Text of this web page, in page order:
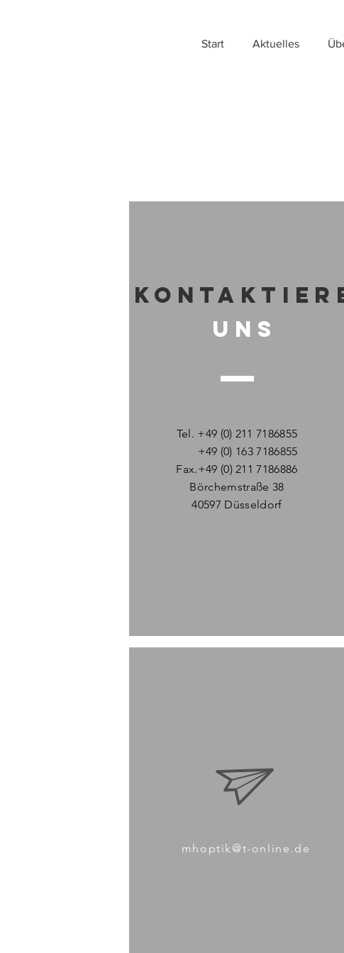
Start Aktuelles
UNS
Tel. +49 (0) 211 7186855
+49 (0) 163 7186855
Fax.+49 (0) 211 7186886
Börchemstraße 38
40597 Düsseldorf
mhoptik@t-online.de